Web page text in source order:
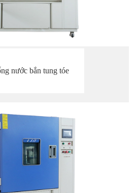
nước bắn tung tóe